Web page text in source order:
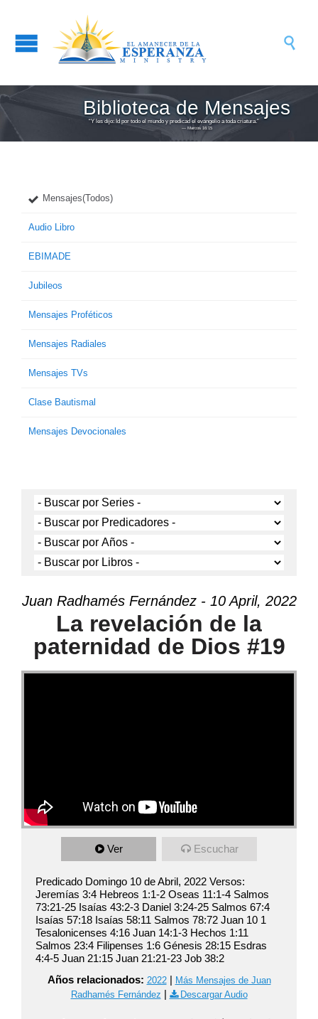

Biblioteca de Mensajes
“Y les dijo: Id por todo el mundo y predicad el evangelio a toda criatura.”
― Marcos 16:15
Mensajes(Todos)
Audio Libro
EBIMADE
Jubileos
Mensajes Proféticos
Mensajes Radiales
Mensajes TVs
Clase Bautismal
Mensajes Devocionales
Juan Radhamés Fernández - 10 April, 2022
La revelación de la
paternidad de Dios #19
Ver Escuchar
Predicado Domingo 10 de Abril, 2022 Versos:
Jeremías 3:4 Hebreos 1:1-2 Oseas 11:1-4 Salmos
73:21-25 Isaías 43:2-3 Daniel 3:24-25 Salmos 67:4
Isaías 57:18 Isaías 58:11 Salmos 78:72 Juan 10 1
Tesalonicenses 4:16 Juan 14:1-3 Hechos 1:11
Salmos 23:4 Filipenses 1:6 Génesis 28:15 Esdras
4:4-5 Juan 21:15 Juan 21:21-23 Job 38:2
Años relacionados: 2022| Más Mensajes de Juan
Radhamés Fernández | Descargar Audio